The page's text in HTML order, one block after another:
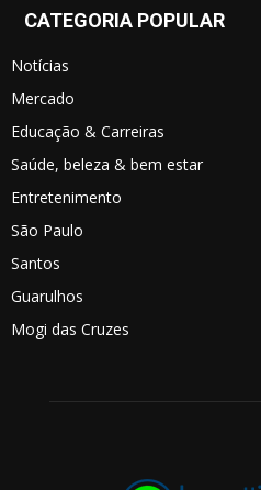
CATEGORIA POPULAR
Notícias
Mercado
Educação & Carreiras
Saúde, beleza & bem estar
Entretenimento
São Paulo
Santos
Guarulhos
Mogi das Cruzes